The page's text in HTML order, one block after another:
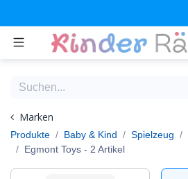
Marken
Produkte
Baby & Kind Spielzeug
Egmont Toys - 2 Artikel